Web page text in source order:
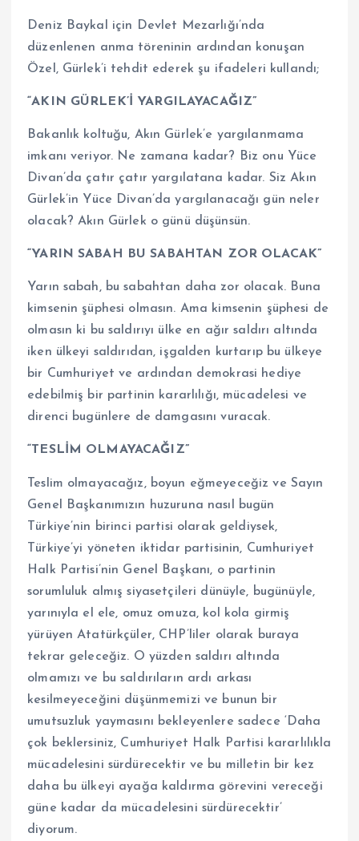
Deniz Baykal için Devlet Mezarlığı’nda
düzenlenen anma töreninin ardından konuşan
Özel, Gürlek’i tehdit ederek şu ifadeleri kullandı;
“AKIN GÜRLEK’İ YARGILAYACAĞIZ”
Bakanlık koltuğu, Akın Gürlek’e yargılanmama
imkanı veriyor. Ne zamana kadar? Biz onu Yüce
Divan’da çatır çatır yargılatana kadar. Siz Akın
Gürlek’in Yüce Divan’da yargılanacağı gün neler
olacak? Akın Gürlek o günü düşünsün.
“YARIN SABAH BU SABAHTAN ZOR OLACAK”
Yarın sabah, bu sabahtan daha zor olacak. Buna
kimsenin şüphesi olmasın. Ama kimsenin şüphesi de
olmasın ki bu saldırıyı ülke en ağır saldırı altında
iken ülkeyi saldırıdan, işgalden kurtarıp bu ülkeye
bir Cumhuriyet ve ardından demokrasi hediye
edebilmiş bir partinin kararlılığı, mücadelesi ve
direnci bugünlere de damgasını vuracak.
“TESLİM OLMAYACAĞIZ”
Teslim olmayacağız, boyun eğmeyeceğiz ve Sayın
Genel Başkanımızın huzuruna nasıl bugün
Türkiye’nin birinci partisi olarak geldiysek,
Türkiye’yi yöneten iktidar partisinin, Cumhuriyet
Halk Partisi’nin Genel Başkanı, o partinin
sorumluluk almış siyasetçileri dünüyle, bugünüyle,
yarınıyla el ele, omuz omuza, kol kola girmiş
yürüyen Atatürkçüler, CHP’liler olarak buraya
tekrar geleceğiz. O yüzden saldırı altında
olmamızı ve bu saldırıların ardı arkası
kesilmeyeceğini düşünmemizi ve bunun bir
umutsuzluk yaymasını bekleyenlere sadece ‘Daha
çok beklersiniz, Cumhuriyet Halk Partisi kararlılıkla
mücadelesini sürdürecektir ve bu milletin bir kez
daha bu ülkeyi ayağa kaldırma görevini vereceği
güne kadar da mücadelesini sürdürecektir’
diyorum.